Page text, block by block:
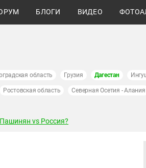
БЛОГИ ВИДЕО
область Грузия Дагестан
Ростовская область Северная Осетия - Алания
Пашинян vs Россия?